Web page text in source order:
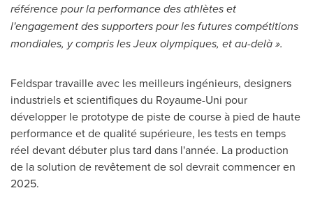
référence pour la performance des athlètes et
l'engagement des supporters pour les futures compétitions
mondiales, y compris les Jeux olympiques, et au-delà ».
Feldspar travaille avec les meilleurs ingénieurs, designers
industriels et scientifiques du Royaume-Uni pour
développer le prototype de piste de course à pied de haute
performance et de qualité supérieure, les tests en temps
réel devant débuter plus tard dans l'année. La production
de la solution de revêtement de sol devrait commencer en
2025.